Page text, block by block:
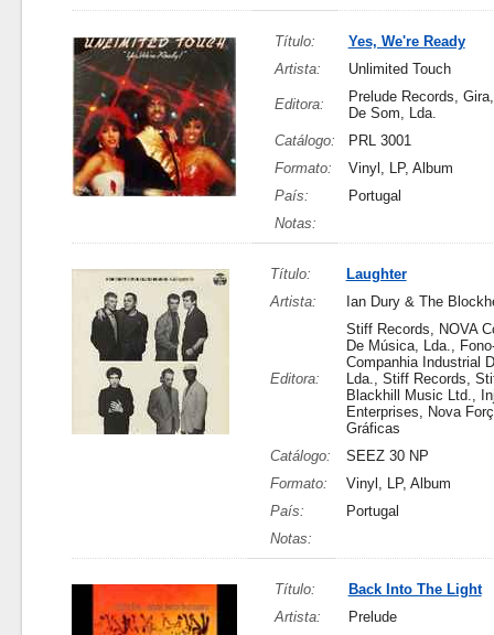
Título:
Yes, We're Ready
Artista:
Unlimited Touch
Editora:
Prelude Records,
De Som, Lda.
Catálogo:
PRL 3001
Formato:
Vinyl, LP, Album
País:
Portugal
Notas:
Título:
Laughter
Artista:
Ian Dury & The
Editora:
Stiff Records, NOVA
De Música, Lda.,
Companhia Industrial
Lda., Stiff Records,
Blackhill Music Ltd.,
Enterprises, Nova
Gráficas
Catálogo:
SEEZ 30 NP
Formato:
Vinyl, LP, Album
País:
Portugal
Notas:
Título:
Back Into The Light
Artista:
Prelude